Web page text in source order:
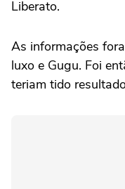
Liberato.
As informações
luxo e Gugu. Foi
teriam tido